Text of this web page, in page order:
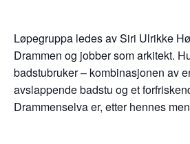
Løpegruppa ledes av Siri Ulrikke
Drammen og jobber som arkitekt.
badstubruker – kombinasjonen av
avslappende badstu og et
Drammenselva er, etter hennes